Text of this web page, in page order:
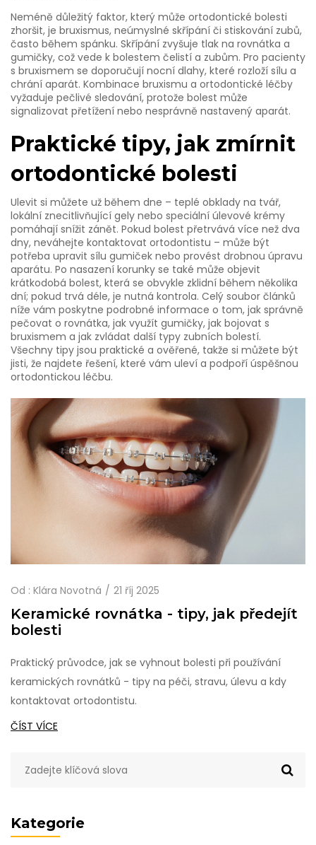
Kategorie
Neméně důležitý faktor, který může ortodontické bolesti
zhoršit, je bruxismus, neúmyslné skřípání či stiskování zubů,
často během spánku. Skřípání zvyšuje tlak na rovnátka a
gumičky, což vede k bolestem čelistí a zubům. Pro pacienty
s bruxismem se doporučují nocní dlahy, které rozloží sílu a
chrání aparát. Kombinace bruxismu a ortodontické léčby
vyžaduje pečlivé sledování, protože bolest může
signalizovat přetížení nebo nesprávně nastavený aparát.
Praktické tipy, jak zmírnit
ortodontické bolesti
Ulevit si můžete už během dne – teplé obklady na tvář,
lokální znecitlivňující gely nebo speciální úlevové krémy
pomáhají snížit zánět. Pokud bolest přetrvává více než dva
dny, neváhejte kontaktovat ortodontistu – může být
potřeba upravit sílu gumiček nebo provést drobnou úpravu
aparátu. Po nasazení korunky se také může objevit
krátkodobá bolest, která se obvykle zklidní během několika
dní; pokud trvá déle, je nutná kontrola. Celý soubor článků
níže vám poskytne podrobné informace o tom, jak správně
pečovat o rovnátka, jak využít gumičky, jak bojovat s
bruxismem a jak zvládat další typy zubních bolestí.
Všechny tipy jsou praktické a ověřené, takže si můžete být
jisti, že najdete řešení, které vám uleví a podpoří úspěšnou
ortodontickou léčbu.
Od : Klára Novotná 21 říj 2025
Keramické rovnátka - tipy, jak předejít
bolesti
Praktický průvodce, jak se vyhnout bolesti při používání
keramických rovnátků - tipy na péči, stravu, úlevu a kdy
kontaktovat ortodontistu.
ČÍST VÍCE